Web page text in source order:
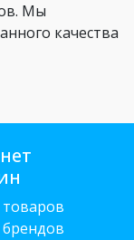
Мы
качества
товаров
брендов